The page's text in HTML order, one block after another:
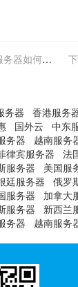
务器如何进
务器 香港服务
国外云 中东
务器 越南服务
律宾服务器 法
服务器 美国服
廷服务器 俄罗
服务器 加拿大
服务器 新西兰
务器 越南服务